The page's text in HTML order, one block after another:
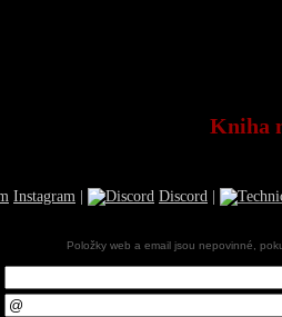
Kniha
Instagram Discord
Položky web a email jsou nepovinné,